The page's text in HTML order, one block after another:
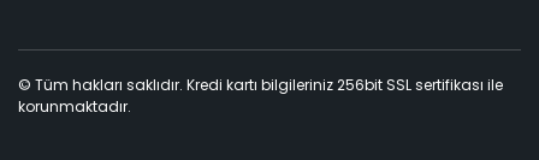
© Tüm hakları saklıdır. Kredi kartı bilgileriniz 256bit SSL sertifikası ile
korunmaktadır.